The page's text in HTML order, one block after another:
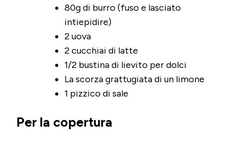
80g di burro (fuso e lasciato
intiepidire)
2 uova
2 cucchiai di latte
1/2 bustina di lievito per dolci
La scorza grattugiata di un limone
1 pizzico di sale
Per la copertura